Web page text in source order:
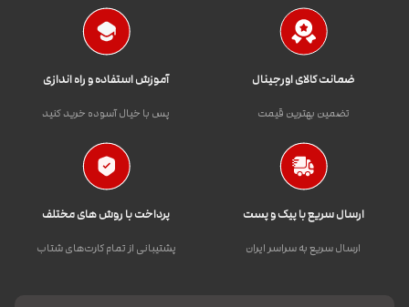
ضمانت کالای اورجینال
تضمین بهترین قیمت
آموزش استفاده و راه اندازی
پس با خیال آسوده خرید کنید
ارسال سریع با پیک و پست
ارسال سریع به سراسر ایران
پرداخت با روش های مختلف
پشتیبانی از تمام کارت‌های شتاب